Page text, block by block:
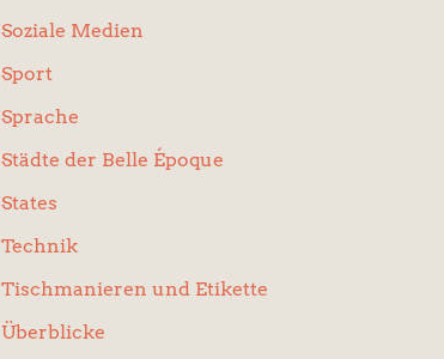
Soziale Medien
Sport
Sprache
Städte der Belle Époque
States
Technik
Tischmanieren und Etikette
Überblicke